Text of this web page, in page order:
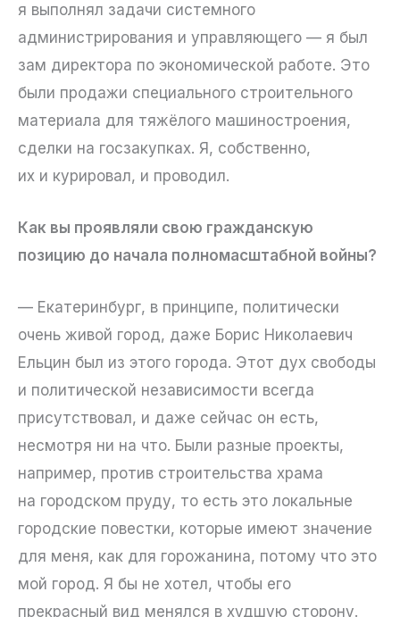
я выполнял задачи системного
администрирования и управляющего — я был
зам директора по экономической работе. Это
были продажи специального строительного
материала для тяжёлого машиностроения,
сделки на госзакупках. Я, собственно,
их и курировал, и проводил.
Как вы проявляли свою гражданскую
позицию до начала полномасштабной войны?
— Екатеринбург, в принципе, политически
очень живой город, даже Борис Николаевич
Ельцин был из этого города. Этот дух свободы
и политической независимости всегда
присутствовал, и даже сейчас он есть,
несмотря ни на что. Были разные проекты,
например, против строительства храма
на городском пруду, то есть это локальные
городские повестки, которые имеют значение
для меня, как для горожанина, потому что это
мой город. Я бы не хотел, чтобы его
прекрасный вид менялся в худшую сторону.